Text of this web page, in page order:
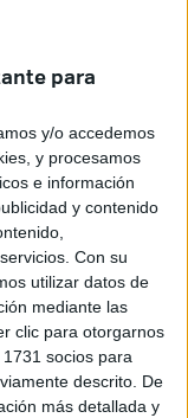
para
y/o accedemos
y procesamos
e información
y contenido
Con su
utilizar datos de
mediante las
clic para otorgarnos
socios para
descrito. De
más detallada y
Quebrados
un herido por